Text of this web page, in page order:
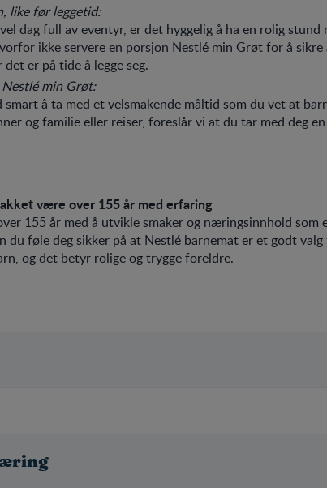
like før leggetid:
dag full av eventyr, er det hyggelig å ha en rolig
ikke servere en porsjon Nestlé min Grøt for å
er på tide å legge seg.
Nestlé min Grøt:
å ta med et velsmakende måltid som du vet at
og familie eller reiser, foreslår vi at du tar med deg
være over 155 år med erfaring
155 år med å utvikle smaker og næringsinnhold som
du føle deg sikker på at Nestlé barnemat er et godt
og det betyr rolige og trygge foreldre.